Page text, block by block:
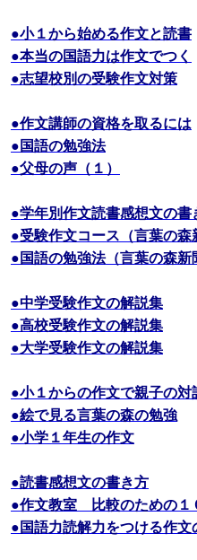
●小１から始める作文と読書
●本当の国語力は作文でつく
●志望校別の受験作文対策
●作文講師の資格を取るには
●国語の勉強法
●父母の声（１）
●学年別作文読書感想文の書
●受験作文コース（言葉の森
●国語の勉強法（言葉の森新
●中学受験作文の解説集
●高校受験作文の解説集
●大学受験作文の解説集
●小１からの作文で親子の対
●絵で見る言葉の森の勉強
●小学１年生の作文
●読書感想文の書き方
●作文教室 比較のための１
●国語力読解力をつける作文